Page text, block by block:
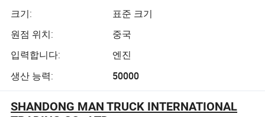
크기:
표준 크기
원점 위치:
중국
입력합니다:
엔진
생산 능력:
50000
SHANDONG MAN TRUCK INTERNATIONAL